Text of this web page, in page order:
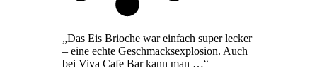
„Das Eis Brioche war einfach super lecker
– eine echte Geschmacksexplosion. Auch
bei Viva Cafe Bar kann man …“